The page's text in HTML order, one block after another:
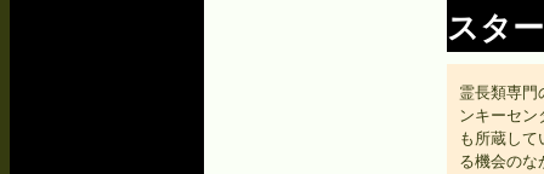
スタ
霊長類専門
ンキーセン
も所蔵し
る機会のな